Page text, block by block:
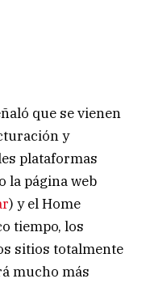
que se vienen
y
plataformas
la página web
) y el Home
tiempo, los
sitios totalmente
mucho más